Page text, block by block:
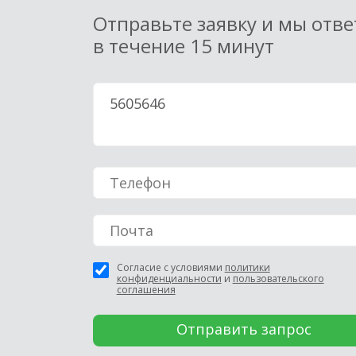
Отправьте заявку и мы
в течение 15 минут
Согласие с условиями политики
конфиденциальности и пользовательского
соглашения